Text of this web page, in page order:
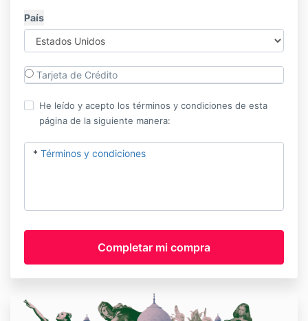
País
Tarjeta de Crédito
He leído y acepto los términos y condiciones de esta
página de la siguiente manera:
* Términos y condiciones